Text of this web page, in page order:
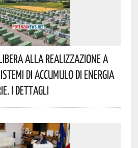
Alla Realizzazione A
Di Accumulo Di Energia
I Dettagli